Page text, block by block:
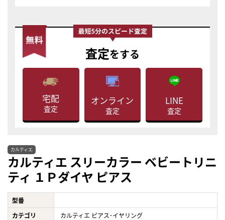
査定をする
宅配
査定
オンライン
査定
LINE
査定
カルティエ
カルティエ スリーカラー ベビートリニ
ティ １Ｐダイヤ ピアス
型番
カテゴリ
カルティエ ピアス･イヤリング